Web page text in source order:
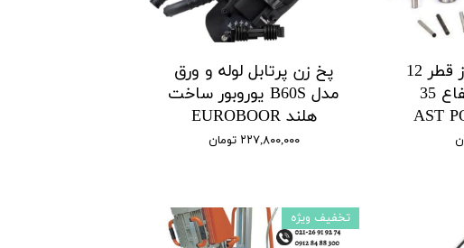
مته گردبر HSS از قطر 12
تا 100 میل ارتفاع 35
پخ زن پرتابل لوله و ورق
مدل B60S یوروبور ساخت
هلند EUROBOOR
۲۲۷,۸۰۰,۰۰۰ تومان
تخفیف ویژه